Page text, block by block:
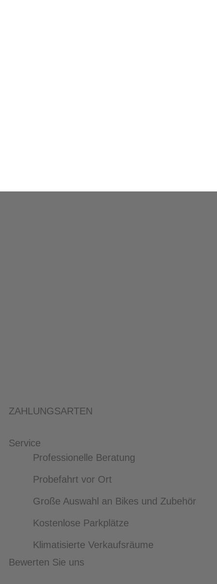
ZAHLUNGSARTEN
Service
Professionelle Beratung
Probefahrt vor Ort
Große Auswahl an Bikes und Zubehör
Kostenlose Parkplätze
Klimatisierte Verkaufsräume
Bewerten Sie uns